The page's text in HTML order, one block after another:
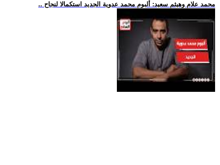
.. محمد علام وهيثم سعيد: ألبوم محمد عدوية الجديد استكمالا لنجاح